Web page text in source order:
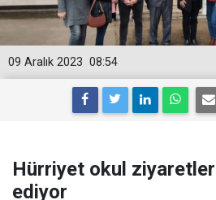
08:54
09 Aralık 2023
Hürriyet okul
ediyor